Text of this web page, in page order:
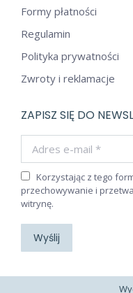
Formy płatności
Regulamin
Polityka prywatności
Zwroty i reklamacje
ZAPISZ SIĘ DO
Korzystając z tego
przechowywanie i
witrynę.
Wyślij